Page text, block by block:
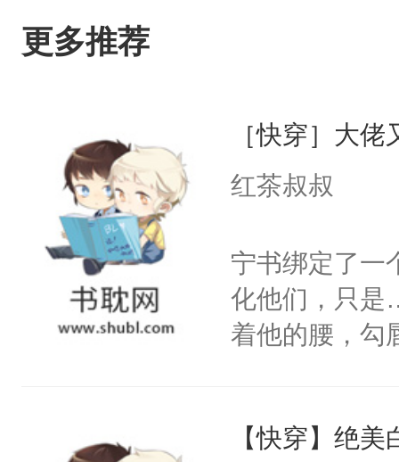
更多推荐
［快穿］大
红茶叔叔
宁书绑定了一
化他们，只是
着他的腰，勾
来，给老公
【快穿】绝